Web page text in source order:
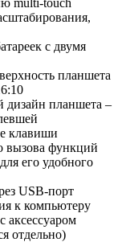
с двумя
планшета
дизайн планшета –
клавиши
вызова функций
его удобного
USB-порт
к компьютеру
аксессуаром
отдельно)